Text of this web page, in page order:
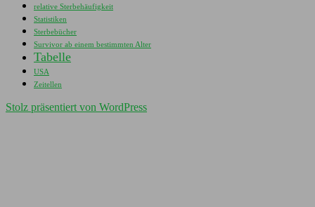
relative Sterbehäufigkeit
Statistiken
Sterbebücher
Survivor ab einem bestimmten Alter
Tabelle
USA
Zeitellen
Stolz präsentiert von WordPress